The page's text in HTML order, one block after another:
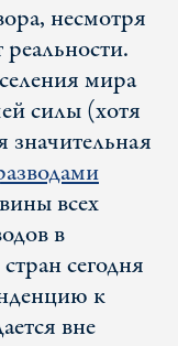
несмотря
мира
силы (хотя
значительная
всех
в
сегодня
к
вне